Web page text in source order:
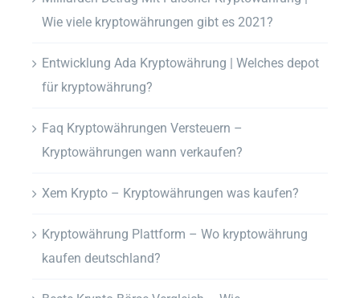
Wie viele kryptowährungen gibt es 2021?
Entwicklung Ada Kryptowährung | Welches depot
für kryptowährung?
Faq Kryptowährungen Versteuern –
Kryptowährungen wann verkaufen?
Xem Krypto – Kryptowährungen was kaufen?
Kryptowährung Plattform – Wo kryptowährung
kaufen deutschland?